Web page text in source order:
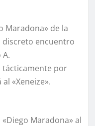
Maradona» de la
discreto encuentro
tácticamente por
«Xeneize».
Maradona» al